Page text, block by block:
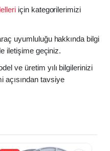
için kategorilerimizi
uyumluluğu hakkında bilgi
iletişime geçiniz.
ve üretim yılı bilgilerinizi
açısından tavsiye